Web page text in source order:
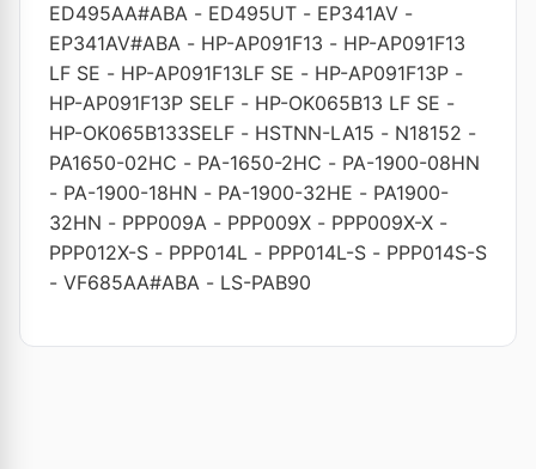
ED495AA#ABA - ED495UT - EP341AV -
EP341AV#ABA - HP-AP091F13 - HP-AP091F13
LF SE - HP-AP091F13LF SE - HP-AP091F13P -
HP-AP091F13P SELF - HP-OK065B13 LF SE -
HP-OK065B133SELF - HSTNN-LA15 - N18152 -
PA1650-02HC - PA-1650-2HC - PA-1900-08HN
- PA-1900-18HN - PA-1900-32HE - PA1900-
32HN - PPP009A - PPP009X - PPP009X-X -
PPP012X-S - PPP014L - PPP014L-S - PPP014S-S
- VF685AA#ABA - LS-PAB90